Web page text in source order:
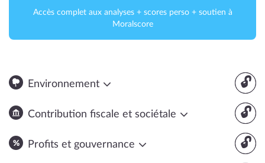
Accès complet aux analyses + scores perso + soutien à
Moralscore
🔓
Environnement
🔓
Contribution fiscale et sociétale
🔓
Profits et gouvernance